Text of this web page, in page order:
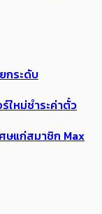
กระดับ
ใหม่ชำระค่าตั๋ว
ษแก่สมาชิก Max